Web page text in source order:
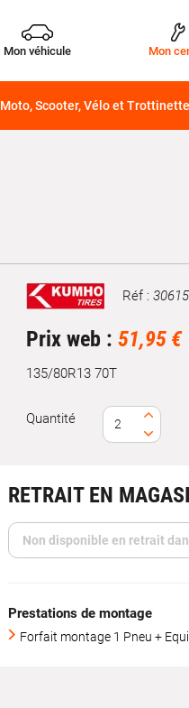
Mon véhicule Mon
Moto, Scooter, Vélo et Trottinette
Marque Réf :
Prix web : 51,95 €
135/80R13 70T
Quantité
RETRAIT EN
Non disponible en retrait
Prestations de montage
Forfait montage 1 Pneu +